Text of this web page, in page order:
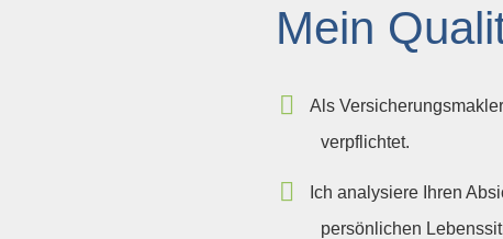
Mein
Als
verpflichtet.
Ich analysiere Ihren
persönlichen